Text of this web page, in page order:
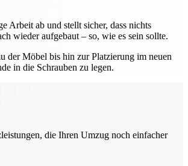
Arbeit ab und stellt sicher, dass nichts
wieder aufgebaut – so, wie es sein sollte.
der Möbel bis hin zur Platzierung im neuen
in die Schrauben zu legen.
die Ihren Umzug noch einfacher